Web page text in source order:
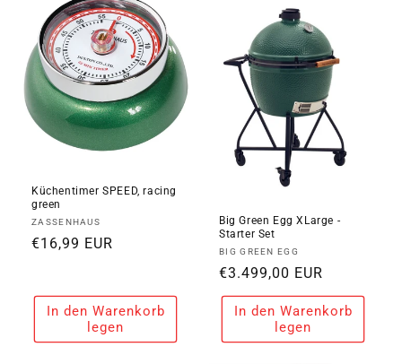
e
Küchentimer SPEED, racing
green
Anbieter:
ZASSENHAUS
Normaler
€16,99 EUR
In den Warenkorb
legen
Big Green Egg XLarge -
Starter Set
Anbieter:
BIG GREEN EGG
Normaler
Preis
€3.499,00 EUR
In den Warenkorb
legen